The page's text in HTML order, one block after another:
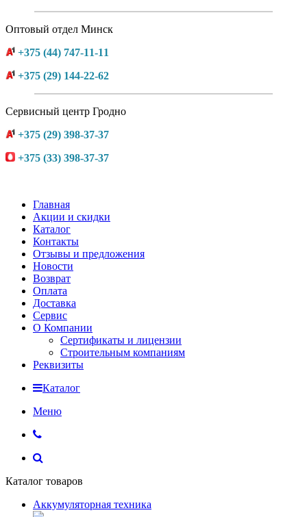
Оптовый отдел Минск
+375 (44) 747-11-11
+375 (29) 144-22-62
Сервисный центр Гродно
+375 (29) 398-37-37
+375 (33) 398-37-37
Главная
Акции и скидки
Каталог
Контакты
Отзывы и предложения
Новости
Возврат
Оплата
Доставка
Сервис
О Компании
Сертификаты и лицензии
Строительным компаниям
Реквизиты
Каталог
Меню
Каталог товаров
Аккумуляторная техника